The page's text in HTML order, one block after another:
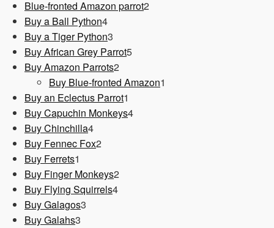
Produkte
Blue-fronted Amazon parrot22
Buy a Ball Python44
Produkte
Buy a Tiger Python3
Produkte
Buy African Grey Parrot55
Buy Amazon Parrots22
Produkte
Buy Blue-fronted Amazon1
Buy an Eclectus Parrot1
Produkt
Buy Capuchin Monkeys44
Buy Chinchilla44
Produkte
Buy Fennec Fox22
Buy Ferrets1
Produkt
Buy Finger Monkeys22
Buy Flying Squirrels44
Buy Galagos3
Buy Galahs3